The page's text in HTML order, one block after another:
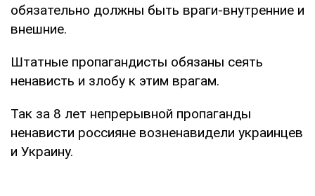
обязательно должны быть враги-внутренние и
внешние.
Штатные пропагандисты обязаны сеять
ненависть и злобу к этим врагам.
Так за 8 лет непрерывной пропаганды
ненависти россияне возненавидели украинцев
и Украину.